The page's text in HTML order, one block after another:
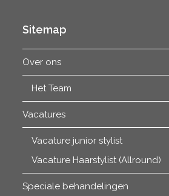
Sitemap
Over ons
Het Team
Vacatures
Vacature junior stylist
Vacature Haarstylist (Allround)
Speciale behandelingen